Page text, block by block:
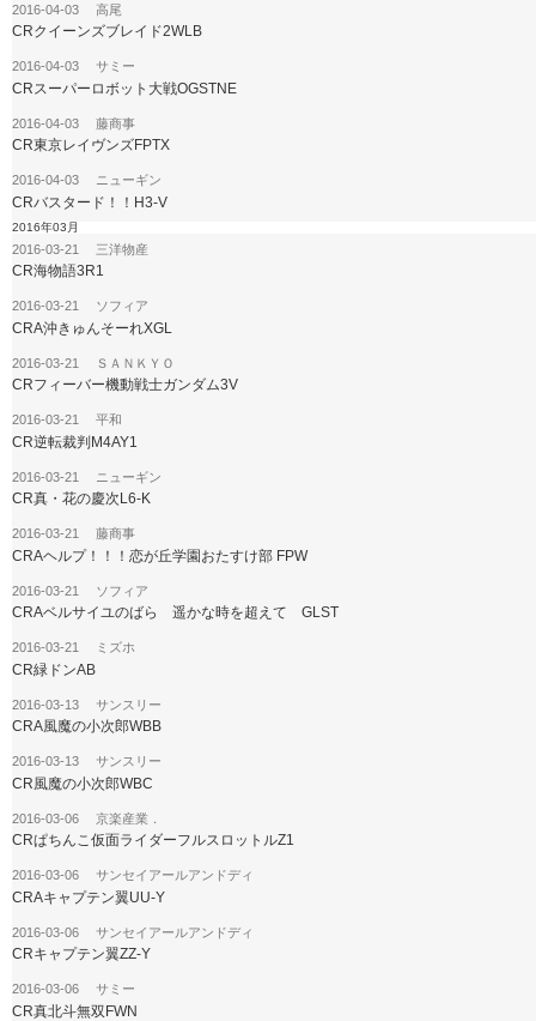
2016-04-03 高尾
CRクイーンズブレイド2WLB
2016-04-03 サミー
CRスーパーロボット大戦OGSTNE
2016-04-03 藤商事
CR東京レイヴンズFPTX
2016-04-03 ニューギン
CRバスタード！！H3-V
2016年03月
2016-03-21 三洋物産
CR海物語3R1
2016-03-21 ソフィア
CRA沖きゅんそーれXGL
2016-03-21 ＳＡＮＫＹＯ
CRフィーバー機動戦士ガンダム3V
2016-03-21 平和
CR逆転裁判M4AY1
2016-03-21 ニューギン
CR真・花の慶次L6-K
2016-03-21 藤商事
CRAヘルプ！！！恋が丘学園おたすけ部 FPW
2016-03-21 ソフィア
CRAベルサイユのばら 遥かな時を超えて GLST
2016-03-21 ミズホ
CR緑ドンAB
2016-03-13 サンスリー
CRA風魔の小次郎WBB
2016-03-13 サンスリー
CR風魔の小次郎WBC
2016-03-06 京楽産業．
CRぱちんこ仮面ライダーフルスロットルZ1
2016-03-06 サンセイアールアンドディ
CRAキャプテン翼UU-Y
2016-03-06 サンセイアールアンドディ
CRキャプテン翼ZZ-Y
2016-03-06 サミー
CR真北斗無双FWN